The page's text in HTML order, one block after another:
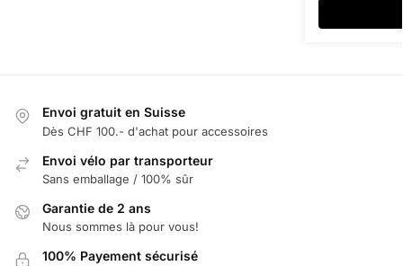
Envoi gratuit en Suisse
Dès CHF 100.- d'achat pour accessoires
Envoi vélo par transporteur
Sans emballage / 100% sûr
Garantie de 2 ans
Nous sommes là pour vous!
100% Payement sécurisé